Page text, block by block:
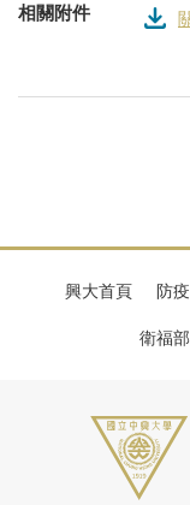
相關附件
興大首頁 防
衛福